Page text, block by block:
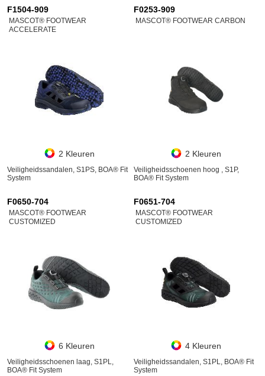
F1504-909
MASCOT® FOOTWEAR
ACCELERATE
2 Kleuren
Veiligheidssandalen, S1PS, BOA® Fit
System
F0253-909
MASCOT® FOOTWEAR CARBON
2 Kleuren
Veiligheidsschoenen hoog , S1P,
BOA® Fit System
F0650-704
MASCOT® FOOTWEAR
CUSTOMIZED
6 Kleuren
Veiligheidsschoenen laag, S1PL,
BOA® Fit System
F0651-704
MASCOT® FOOTWEAR
CUSTOMIZED
4 Kleuren
Veiligheidssandalen, S1PL, BOA® Fit
System